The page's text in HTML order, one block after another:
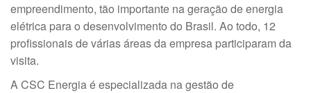
empreendimento, tão importante na geração de energia
elétrica para o desenvolvimento do Brasil. Ao todo, 12
profissionais de várias áreas da empresa participaram da
visita.
A CSC Energia é especializada na gestão de